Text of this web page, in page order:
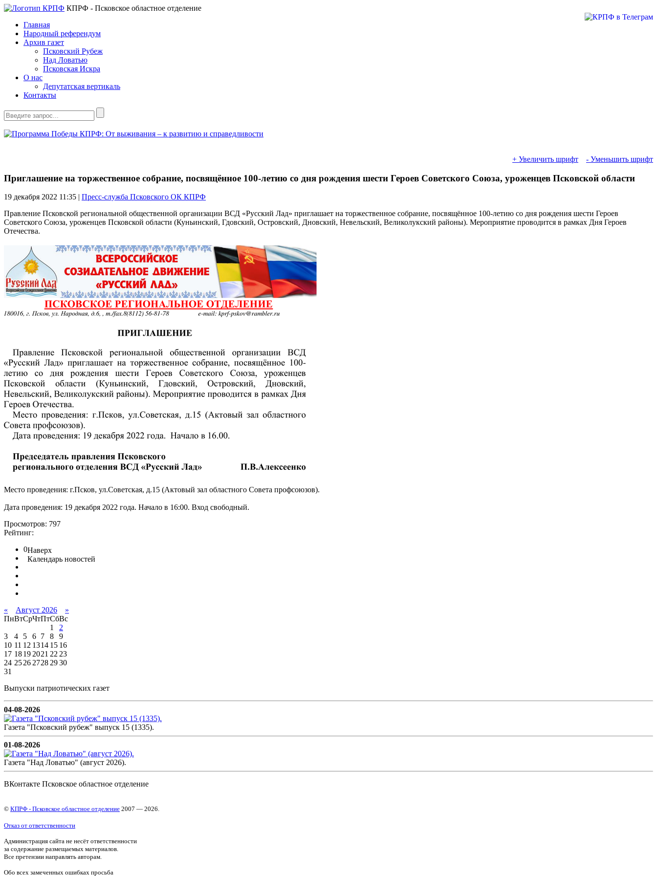
КПРФ - Псковское областное отделение
Главная
Народный референдум
Архив газет
Псковский Рубеж
Над Ловатью
Псковская Искра
О нас
Депутатская вертикаль
Контакты
+ Увеличить шрифт - Уменьшить шрифт
Приглашение на торжественное собрание, посвящённое 100-летию со дня рождения шести Героев Советского Союза, уроженцев Псковской области
19 декабря 2022 11:35 | Пресс-служба Псковского ОК КПРФ
Правление Псковской региональной общественной организации ВСД «Русский Лад» приглашает на торжественное собрание, посвящённое 100-летию со дня рождения шести Героев
Советского Союза, уроженцев Псковской области (Куньинский, Гдовский, Островский, Дновский, Невельский, Великолукский районы). Мероприятие проводится в рамках Дня Героев
Отечества.
Место проведения: г.Псков, ул.Советская, д.15 (Актовый зал областного Совета профсоюзов).
Дата проведения: 19 декабря 2022 года. Начало в 16:00. Вход свободный.
Просмотров: 797
Рейтинг:
0Наверх
Календарь новостей
« Август 2026
»
ПнВтСрЧтПтСбВс
1
2
3
4 5 6 7 8
9
10 11 12 1314 15 16
17 18192021 2223
24 252627282930
31
Выпуски патриотических газет
04-08-2026
Газета "Псковский рубеж" выпуск 15 (1335).
01-08-2026
Газета "Над Ловатью" (август 2026).
ВКонтакте Псковское областное отделение
© КПРФ - Псковское областное отделение 2007 — 2026.
Отказ от ответственности
Администрация сайта не несёт ответственности
за содержание размещаемых материалов.
Все претензии направлять авторам.
Обо всех замеченных ошибках просьба